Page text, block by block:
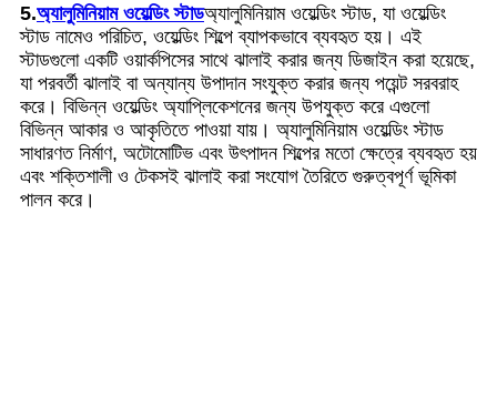
5.অ্যালুমিনিয়াম ওয়েল্ডিং স্টাডঅ্যালুমিনিয়াম ওয়েল্ডিং স্টাড, যা ওয়েল্ডিং
স্টাড নামেও পরিচিত, ওয়েল্ডিং শিল্পে ব্যাপকভাবে ব্যবহৃত হয়। এই
স্টাডগুলো একটি ওয়ার্কপিসের সাথে ঝালাই করার জন্য ডিজাইন করা হয়েছে,
যা পরবর্তী ঝালাই বা অন্যান্য উপাদান সংযুক্ত করার জন্য পয়েন্ট সরবরাহ
করে। বিভিন্ন ওয়েল্ডিং অ্যাপ্লিকেশনের জন্য উপযুক্ত করে এগুলো
বিভিন্ন আকার ও আকৃতিতে পাওয়া যায়। অ্যালুমিনিয়াম ওয়েল্ডিং স্টাড
সাধারণত নির্মাণ, অটোমোটিভ এবং উৎপাদন শিল্পের মতো ক্ষেত্রে ব্যবহৃত হয়
এবং শক্তিশালী ও টেকসই ঝালাই করা সংযোগ তৈরিতে গুরুত্বপূর্ণ ভূমিকা
পালন করে।